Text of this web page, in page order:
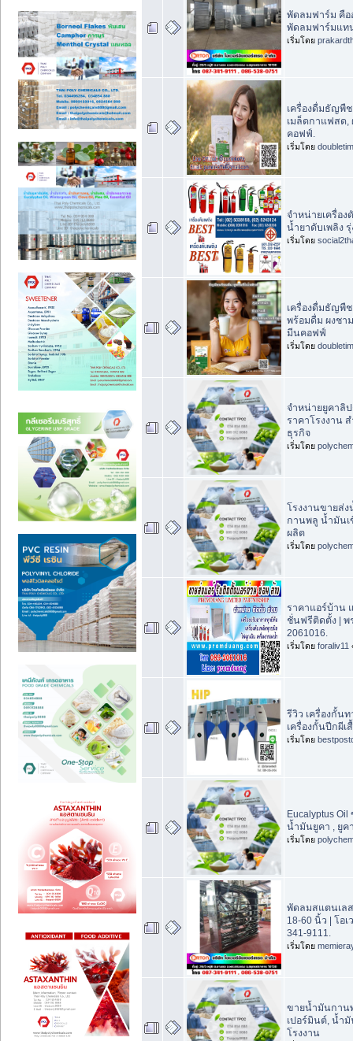
พัดลมฟาร์ม คือ
พัดลมฟาร์มแท
เริ่มโดย
เครื่องดื่มธัญพื
เมล็ดกาแฟสด,
คอฟฟ์.
เริ่มโดย
จำหน่ายเครื่อง
น้ำยาดับเพลิง รุ่
เริ่มโดย
เครื่องดื่มธัญพื
พร้อมดื่ม ผงชา
มีนคอฟฟ์
เริ่มโดย
จำหน่ายยูคาลิ
ราคาโรงงาน
ธุรกิจ
เริ่มโดย
โรงงานขายส่
กานพลู น้ำมันเ
ผลิต
เริ่มโดย
ราคาแอร์บ้าน
ชั่นฟรีติดตั้ง | พ
2061016.
เริ่มโดย foraliv11
รีวิว เครื่องกั้น
เครื่องกั้นปีกผี
เริ่มโดย
Eucalyptus
น้ำมันยูคา , ยูค
เริ่มโดย
พัดลมสแตนเล
18-60 นิ้ว | โอเ
341-9111.
เริ่มโดย
ขายน้ำมันกาน
เปอร์มินต์, น้ำ
โรงงาน